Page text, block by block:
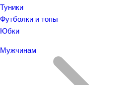
Туники
Футболки и топы
Юбки
Мужчинам